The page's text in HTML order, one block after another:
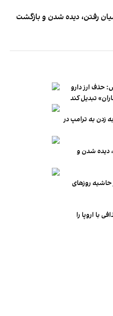
رفتن، دیده شدن و بازگشت
ارز دارو
زدن به ترامپ در
دیده شدن و
روزهای
با اروپا را